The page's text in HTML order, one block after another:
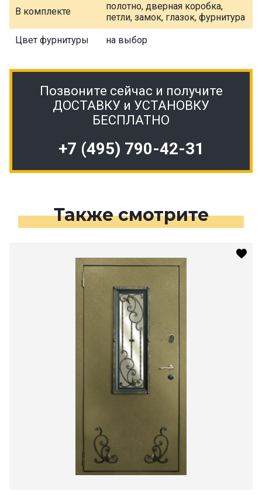
В комплекте
полотно, дверная коробка,
петли, замок, глазок, фурнитура
Цвет фурнитуры на выбор
Позвоните сейчас и получите
ДОСТАВКУ и УСТАНОВКУ
БЕСПЛАТНО
+7 (495) 790-42-31
Также смотрите